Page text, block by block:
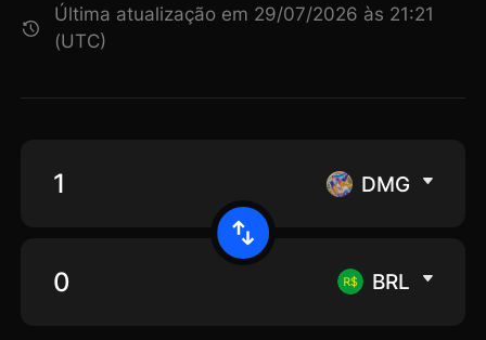
Última atualização em 29/07/2026 às 21:21
(UTC)
DMG
BRL